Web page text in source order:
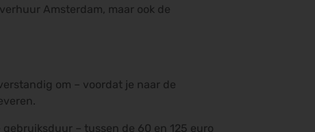
Amsterdam, maar ook de
om – voordat je naar de
– tussen de 60 en 125 euro